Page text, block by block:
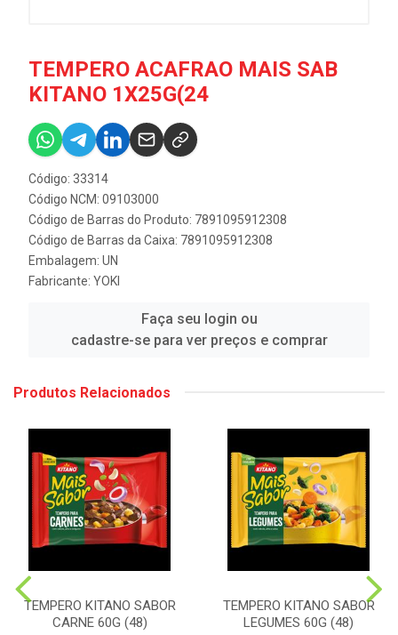
TEMPERO ACAFRAO MAIS SAB
KITANO 1X25G(24
Código: 33314
Código NCM: 09103000
Código de Barras do Produto: 7891095912308
Código de Barras da Caixa: 7891095912308
Embalagem: UN
Fabricante: YOKI
Faça seu login ou
cadastre-se para ver preços e comprar
Produtos Relacionados
TEMPERO KITANO SABOR
CARNE 60G (48)
TEMPERO KITANO SABOR
LEGUMES 60G (48)